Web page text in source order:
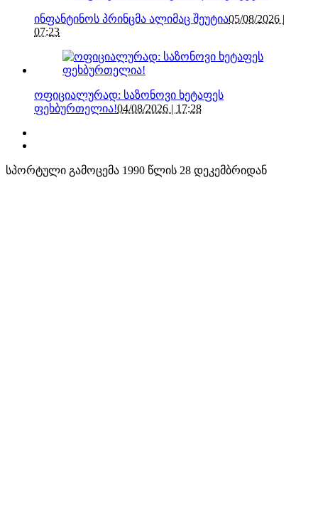
ინფანტინოს პრინცმა ალიმაც შეუტია05/08/2026 |
07:23
ოფიციალურად: საზონოვი ხეტაფეს
ფეხბურთელია!04/08/2026 | 17:28
სპორტული გამოცემა 1990 წლის 28 დეკემბრიდან